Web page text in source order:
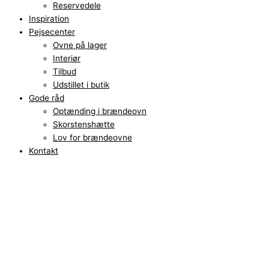
Reservedele
Inspiration
Pejsecenter
Ovne på lager
Interiør
Tilbud
Udstillet i butik
Gode råd
Optænding i brændeovn
Skorstenshætte
Lov for brændeovne
Kontakt